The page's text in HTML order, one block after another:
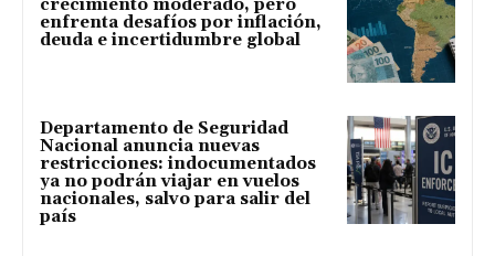
crecimiento moderado, pero
enfrenta desafíos por inflación,
deuda e incertidumbre global
Departamento de Seguridad
Nacional anuncia nuevas
restricciones: indocumentados
ya no podrán viajar en vuelos
nacionales, salvo para salir del
país